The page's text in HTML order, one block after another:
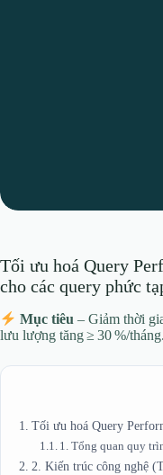
Tối ưu hoá Query
cho các query phức
Mục tiêu – Giảm thời
lưu lượng tăng ≥ 30 %/tháng.
Tối ưu hoá Query
1. Tổng quan quy
2. Kiến trúc công nghệ